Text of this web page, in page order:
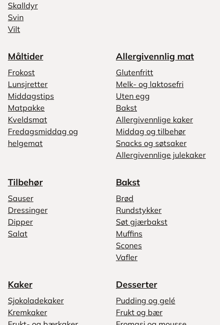
Skalldyr
Svin
Vilt
Måltider
Frokost
Lunsjretter
Middagstips
Matpakke
Kveldsmat
Fredagsmiddag og
helgemat
Allergivennlig mat
Glutenfritt
Melk- og laktosefri
Uten egg
Bakst
Allergivennlige kaker
Middag og tilbehør
Snacks og søtsaker
Allergivennlige julekaker
Tilbehør
Sauser
Dressinger
Dipper
Salat
Bakst
Brød
Rundstykker
Søt gjærbakst
Muffins
Scones
Vafler
Kaker
Sjokoladekaker
Kremkaker
Desserter
Pudding og gelé
Frukt og bær